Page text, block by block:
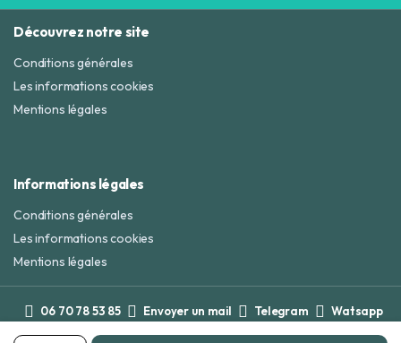
Découvrez notre site
Conditions générales
Les informations cookies
Mentions légales
Informations légales
Conditions générales
Les informations cookies
Mentions légales
06 70 78 53 85 Envoyer un mail Telegram Watsapp